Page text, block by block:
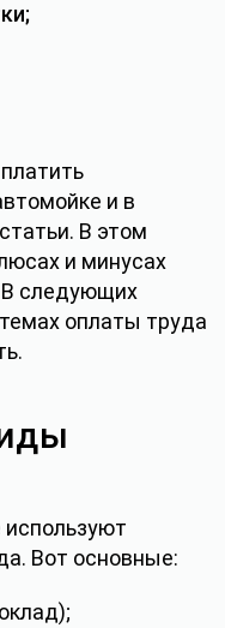
и в
В этом
и минусах
В следующих
оплаты труда
используют
Вот основные: